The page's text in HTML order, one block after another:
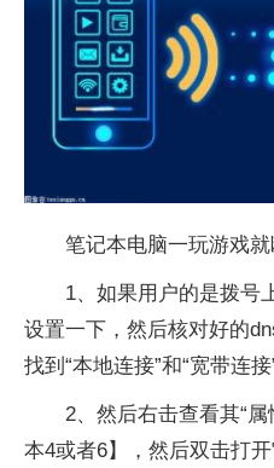
笔记本电脑一玩游戏
1、如果用户的是拨号
设置一下，然后核对好的
找到“本地连接”和“宽带连接”
2、然后右击查看其“
本4或者6】，然后双击打